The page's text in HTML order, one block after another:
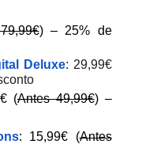
) – 25% de
Deluxe: 29,99€
(Antes 49,99€) –
: 15,99€ (Antes